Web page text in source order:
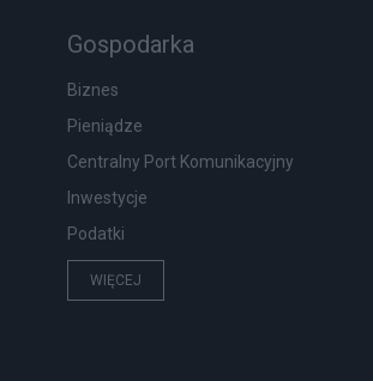
Gospodarka
Biznes
Pieniądze
Centralny Port Komunikacyjny
Inwestycje
Podatki
WIĘCEJ